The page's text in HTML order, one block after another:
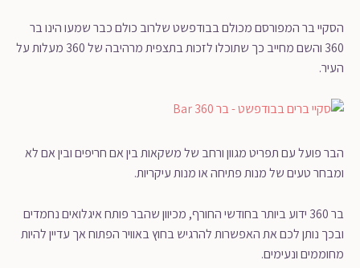
הסקיי בר המפורסם מכולם בבודפשט שלרוב כולם כבר שמעו הינו בר
360 והשם מחייב כך שתוכלו לזכות בתצפית מרהיבה של 360 מעלות על
העיר.
הבר פועל עם תפריט מגוון ורחב של משקאות בין אם חריפים ובין אם לא
ומבחר טעים של מנות פתיחה או מנות עיקריות.
בר 360 ידוע ביותר בחודשי החורף, מכיוון שהבר פותח איגלואים נחמדים
ובכך נותן לכם את האפשרות להרגיש בחוץ באוויר הפתוח אך עדיין להיות
מחוממים ונעימים.